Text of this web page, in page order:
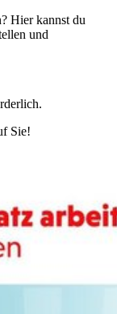
Hier kannst du
und
Sie!